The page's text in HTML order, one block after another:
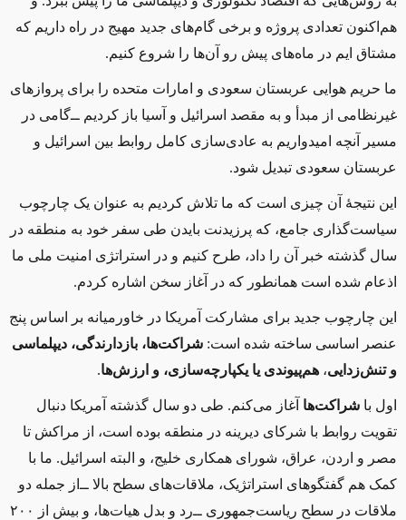
هم‌اکنون تعدادی پروژه و برخی گام‌های جدید مهیج در راه داریم که
مشتاق ایم در ماه‌های پیش رو آن‌ها را شروع کنیم.
ما حریم هوایی عربستان سعودی و امارات متحده را برای پروازهای
غیرنظامی از مبدأ و به مقصد اسرائیل و آسیا باز کردیم ‌ــ‌گامی در
مسیر آنچه امیدواریم به عادی‌سازی کامل روابط بین اسرائیل و
عربستان سعودی تبدیل شود.
این نتیجهٔ آن چیزی است که ما تلاش کردیم به عنوان یک چارچوب
سیاست‌گذاری جامع، که پرزیدنت بایدن طی سفر خود به منطقه در
سال گذشته خبر آن را داد، طرح کنیم و در استراتژی امنیت ملی ما
اذعام شده است همانطور که در آغاز سخن اشاره کردم.
این چارچوب جدید برای مشارکت آمریکا در خاورمیانه بر اساس پنج
عنصر اساسی ساخته شده است: شراکت‌ها، بازدارندگی، دیپلماسی
و تنش‌زدایی، هم‌پیوندی یا یکپارچه‌سازی، و ارزش‌ها.
اول با شراکت‌ها آغاز می‌کنم. طی دو سال گذشته آمریکا دنبال
تقویت روابط با شرکای دیرینه در منطقه بوده است، از مراکش تا
مصر و اردن، عراق، شورای همکاری خلیج، و البته اسرائیل. ما با
کمک هم گفتگوهای استراتژیک، ملاقات‌های سطح بالا ‌ــ‌از جمله دو
ملاقات در سطح ریاست‌جمهوری ‌ــ‌رد و بدل هیات‌ها، و بیش از ۲۰۰